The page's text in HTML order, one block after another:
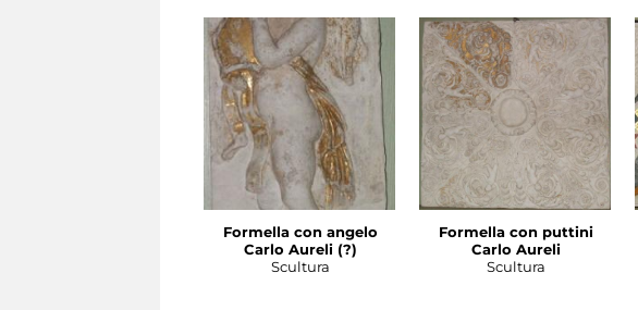
Formella con angelo
Carlo Aureli (?)
Scultura
Formella con puttini
Carlo Aureli
Scultura